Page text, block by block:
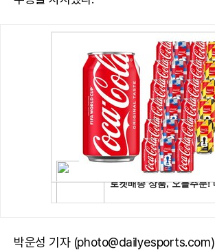
박운성 기자 (photo@dailyesports.com)